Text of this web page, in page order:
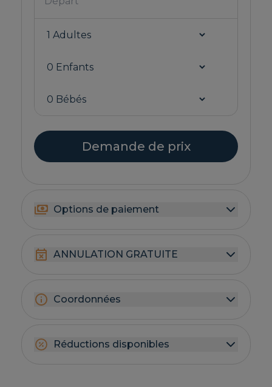
Demande de prix
Options de paiement
ANNULATION GRATUITE
Coordonnées
Réductions disponibles